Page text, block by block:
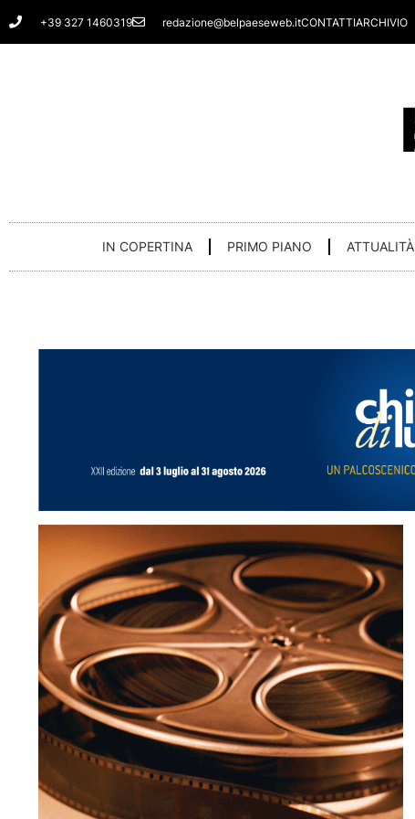
Vai
al
+39 327 1460319 redazione@belpaeseweb.itCONTATTIARCHIVIO
IN COPERTINA PRIMO PIANO ATTUALITÀ